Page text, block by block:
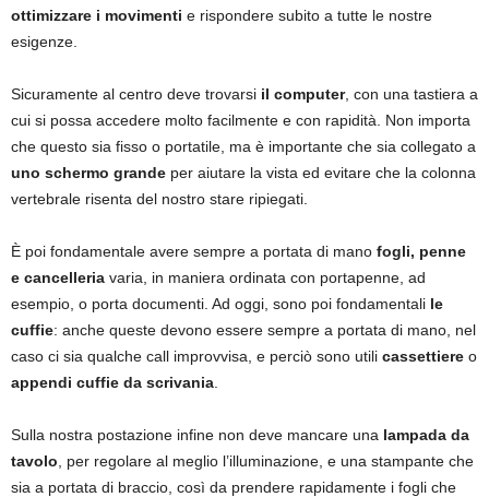
ottimizzare i movimenti e rispondere subito a tutte le nostre
esigenze.
Sicuramente al centro deve trovarsi il computer, con una tastiera a
cui si possa accedere molto facilmente e con rapidità. Non importa
che questo sia fisso o portatile, ma è importante che sia collegato a
uno schermo grande per aiutare la vista ed evitare che la colonna
vertebrale risenta del nostro stare ripiegati.
È poi fondamentale avere sempre a portata di mano fogli, penne
e cancelleria varia, in maniera ordinata con portapenne, ad
esempio, o porta documenti. Ad oggi, sono poi fondamentali le
cuffie: anche queste devono essere sempre a portata di mano, nel
caso ci sia qualche call improvvisa, e perciò sono utili cassettiere o
appendi cuffie da scrivania
Sulla nostra postazione infine non deve mancare una lampada da
tavolo , per regolare al meglio l’illuminazione, e una stampante che
sia a portata di braccio, così da prendere rapidamente i fogli che